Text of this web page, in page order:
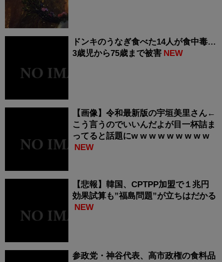
ドンキのうなぎ食べた14人が食中毒…
3歳児から75歳まで被害 NEW
【画像】令和最新版の宇垣美里さん←
こう言うのでいいんだよが目一杯詰ま
ってると話題にw w w w w w w w w
NEW
【悲報】韓国、CPTPP加盟で１兆円
効果試算も”福島問題”が立ちはだかる
NEW
参政党・神谷代表、高市政権の食料品